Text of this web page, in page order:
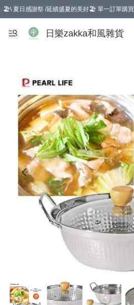
🏖️\ 夏日感謝祭 /延續盛夏的美好🏖️ 單一訂單購
選擇GoGoX住宅/工商地址配送，單一訂單消
日樂zakka和風雜貨